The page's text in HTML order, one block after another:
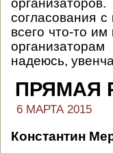
согласования
всего что-то
надеюсь,
ПРЯМАЯ
6 МАРТА 2015
Константин